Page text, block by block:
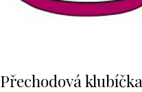
Přechodová klubíčka